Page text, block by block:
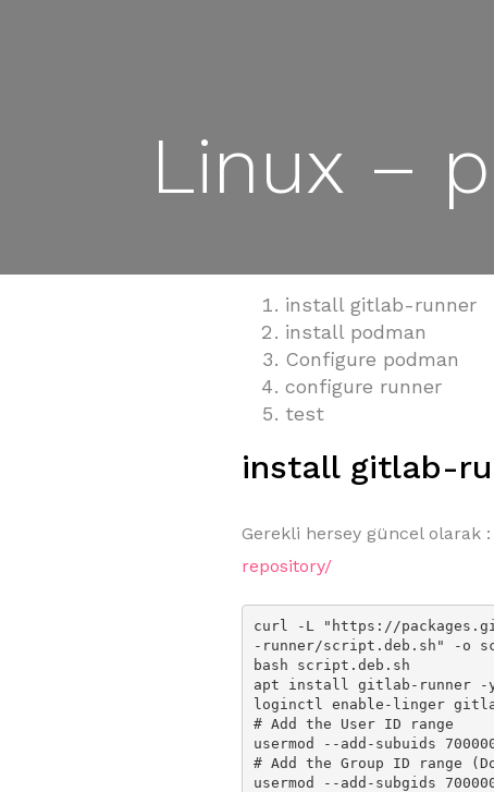
Linux –
install gitlab-runner
install podman
Configure podman
configure runner
test
install gitlab-
Gerekli hersey güncel olarak :
repository/
curl -L "https://
-runner/script.deb.sh" -o
bash script.deb.sh
apt install gitlab-runner -
loginctl enable-linger
# Add the User ID range
usermod --add-subuids
# Add the Group ID range
usermod --add-subgids